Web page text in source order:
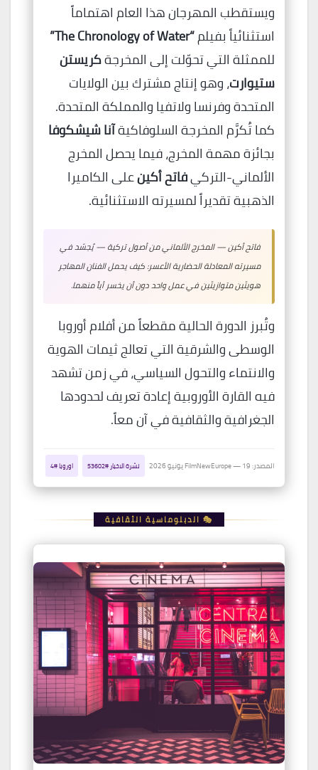
ويستقطب المهرجان هذا العام اهتماماً
استثنائياً بفيلم“The Chronology of Water”
للممثلة التي تحوّلت إلى المخرجةكريستن
ستيوارت، وهو إنتاج مشترك بين الولايات
المتحدة وفرنسا ولاتفيا والمملكة المتحدة.
كما تُكرَّم المخرجة السلوفاكيةآنا شيشكوفا
بجائزة مهمة المخرج، فيما يحصل المخرج
الألماني-التركيفاتح أكينعلى الكاميرا
الذهبية تقديراً لمسيرته الاستثنائية.
فاتح أكين — المخرج الألماني من أصول تركية — يُجسّد في
مسيرته المعادلة الحضارية الأعسر: كيف يحمل الفنان المهاجر
هويتَين متوازيتَين في عمل واحد دون أن يخسر أياً منهما.
وتُبرز الدورة الحالية مقطعاً من أفلام أوروبا
الوسطى والشرقية التي تعالج ثيمات الهوية
والانتماء والتحول السياسي، في زمن تشهد
فيه القارة الأوروبية إعادة تعريف لحدودها
الجغرافية والثقافية في آن معاً.
المصدر: FilmNewEurope — 19 يونيو 2026 نشرة الاخبار #53602 اوروبا #4
🎭 الدبلوماسية الثقافية